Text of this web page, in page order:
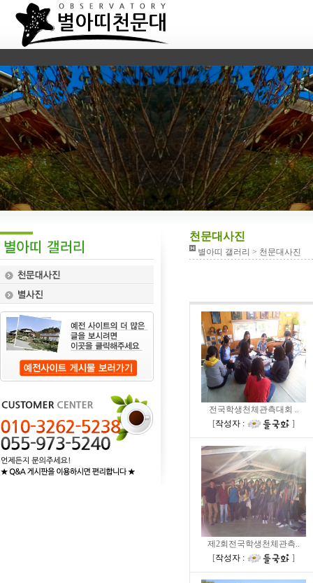
천문대사진
별아띠 갤러리 > 천문대사진
전국학생천체관측대회 ..
[작성자 : ]
제2회전국학생천체관측..
[작성자 : ]